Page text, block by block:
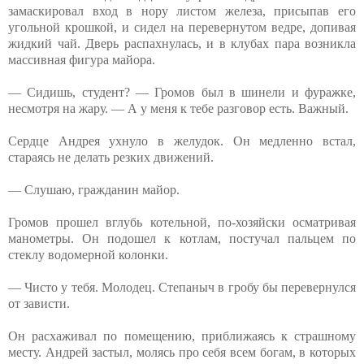
замаскировал вход в нору листом железа, присыпав его
угольной крошкой, и сидел на перевернутом ведре, допивая
жидкий чай. Дверь распахнулась, и в клубах пара возникла
массивная фигура майора.
— Сидишь, студент? — Громов был в шинели и фуражке,
несмотря на жару. — А у меня к тебе разговор есть. Важный.
Сердце Андрея ухнуло в желудок. Он медленно встал,
стараясь не делать резких движений.
— Слушаю, гражданин майор.
Громов прошел вглубь котельной, по-хозяйски осматривая
манометры. Он подошел к котлам, постучал пальцем по
стеклу водомерной колонки.
— Чисто у тебя. Молодец. Степаныч в гробу бы перевернулся
от зависти.
Он расхаживал по помещению, приближаясь к страшному
месту. Андрей застыл, молясь про себя всем богам, в которых